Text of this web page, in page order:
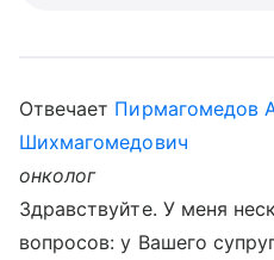
Отвечает Пирмагомедов
Шихмагомедович
онколог
Здравствуйте. У меня
вопросов: у Вашего